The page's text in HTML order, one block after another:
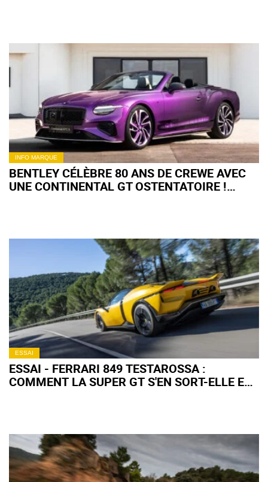
INFO MARQUE
BENTLEY CÉLÈBRE 80 ANS DE CREWE AVEC
UNE CONTINENTAL GT OSTENTATOIRE !
ESSAI
ESSAI - FERRARI 849 TESTAROSSA :
COMMENT LA SUPER GT S'EN SORT-ELLE EN